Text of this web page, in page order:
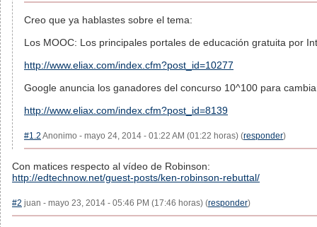
Creo que ya hablastes sobre el tema:
Los MOOC: Los principales portales de educación gratuita por
http://www.eliax.com/index.cfm?post_id=10277
Google anuncia los ganadores del concurso 10^100 para
http://www.eliax.com/index.cfm?post_id=8139
#1.2 Anonimo - mayo 24, 2014 - 01:22 AM (01:22 horas) (responder)
Con matices respecto al vídeo de Robinson:
http://edtechnow.net/guest-posts/ken-robinson-rebuttal/
#2 juan - mayo 23, 2014 - 05:46 PM (17:46 horas) (responder)